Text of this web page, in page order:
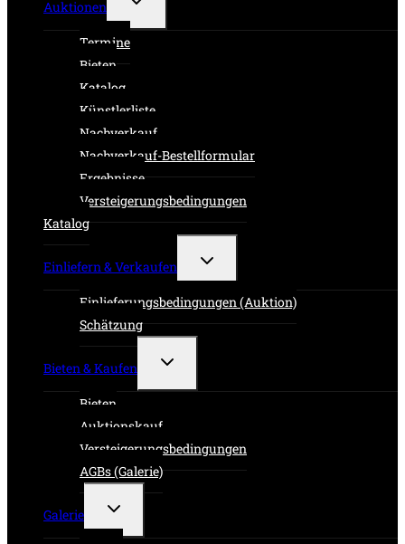
Auktionen
Termine
Bieten
Katalog
Künstlerliste
Nachverkauf
Nachverkauf-Bestellformular
Ergebnisse
Versteigerungsbedingungen
Katalog
Einliefern & Verkaufen
Untermenü
Einlieferungsbedingungen (Auktion)
Schätzung
Bieten & Kaufen
Untermenü
Bieten
Auktionskauf
Versteigerungsbedingungen
AGBs (Galerie)
Galerie
Untermenü